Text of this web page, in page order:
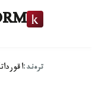
ترەند:اقوردا